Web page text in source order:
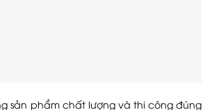
sản phẩm chất lượng và thi công đúng